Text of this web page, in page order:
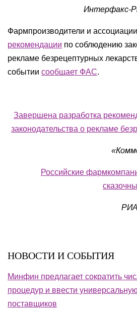
Интерфакс-
Фармпроизводители и
рекомендации по соблюдению
рекламе безрецептурных
событии сообщает ФАС.
Завершена разработка
законодательства о рекламе
Российские
НОВОСТИ И СОБЫТИЯ
Минфин предлагает сократить
процедур и ввести
поставщиков